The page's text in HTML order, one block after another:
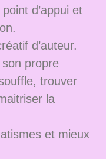
d’appui et
d’auteur.
propre
trouver
la
et mieux